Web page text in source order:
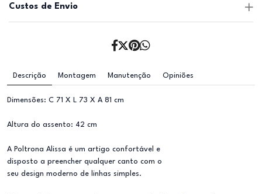
Custos de Envio
Descrição Montagem Manutenção Opiniões
Dimensões: C 71 X L 73 X A 81 cm
Altura do assento: 42 cm
A Poltrona Alissa é um artigo confortável e
disposto a preencher qualquer canto com o
seu design moderno de linhas simples.